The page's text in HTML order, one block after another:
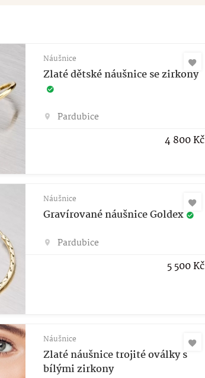
Náušnice
Zlaté dětské náušnice se zirkony
Pardubice
4 800Kč
Náušnice
Gravírované náušnice Goldex
Pardubice
5 500Kč
Náušnice
Zlaté náušnice trojité oválky s
bílými zirkony